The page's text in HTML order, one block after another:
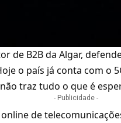
de B2B daAlgar,
o país já conta com o
traz tudo o que é
- Publicidade -
de